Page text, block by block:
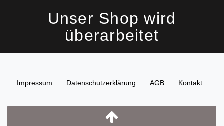
Unser Shop wird
überarbeitet
Impressum Daten­schutz­erklärung AGB Kontakt